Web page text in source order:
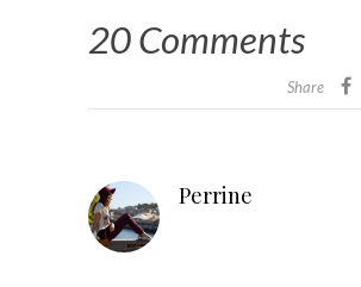
20 Comments
Share
Perrine